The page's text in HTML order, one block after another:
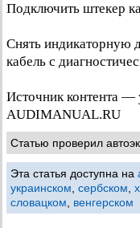
Подключить штекер
Снять индикаторную
кабель с
Источник контента —
AUDIMANUAL.RU
Статью проверил
Эта статья доступна на
украинском сербском
словацком
венгерском